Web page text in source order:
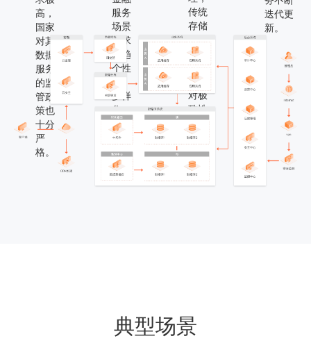
高，
国家
对其
数据
服务
的监
管政
策也
十分
严
格。
服务
场景
需求
日趋
个性
化、
多样
化。
传统
存储
难以
满足
当下
业务
对极
致性
能的
需
求。
迭代更
新。
典型场景